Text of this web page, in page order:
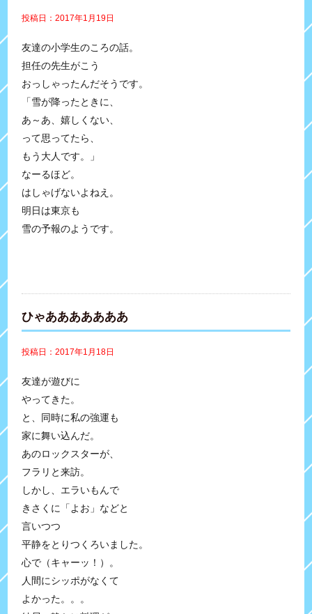
投稿日：2017年1月19日
友達の小学生のころの話。
担任の先生がこう
おっしゃったんだそうです。
「雪が降ったときに、
あ～あ、嬉しくない、
って思ってたら、
もう大人です。」
なーるほど。
はしゃげないよねえ。
明日は東京も
雪の予報のようです。
ひゃあああああああ
投稿日：2017年1月18日
友達が遊びに
やってきた。
と、同時に私の強運も
家に舞い込んだ。
あのロックスターが、
フラリと来訪。
しかし、エラいもんで
きさくに「よお」などと
言いつつ
平静をとりつくろいました。
心で（キャーッ！）。
人間にシッポがなくて
よかった。。。